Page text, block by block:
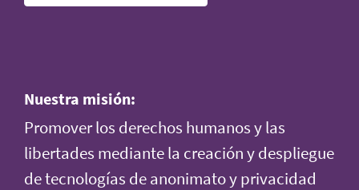
Nuestra misión:
Promover los derechos humanos y las
libertades mediante la creación y despliegue
de tecnologías de anonimato y privacidad